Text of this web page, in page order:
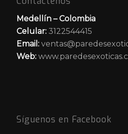
Medellín – Colombia
Celular:3122544415
Email:
Web:
Síguenos en Facebook